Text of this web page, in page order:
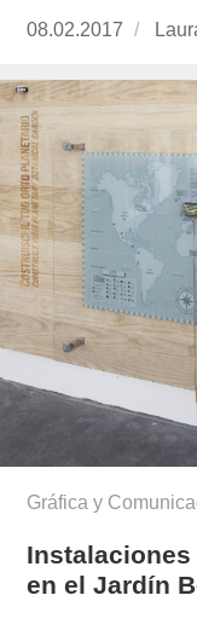
Publicado
08.02.2017
Gráfica y
en el Jardín